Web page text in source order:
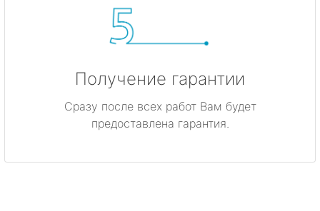
Получение гарантии
Сразу после всех работ Вам будет
предоставлена гарантия.